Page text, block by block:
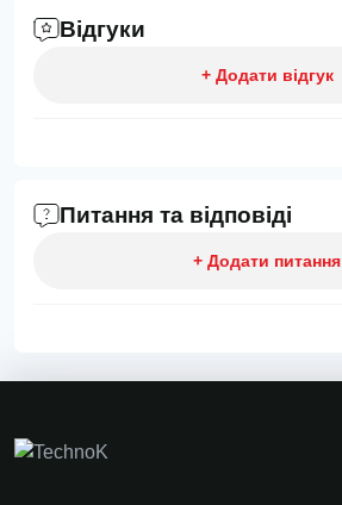
Відгуки
+ Додати відгук
Питання та відповіді
+ Додати питання